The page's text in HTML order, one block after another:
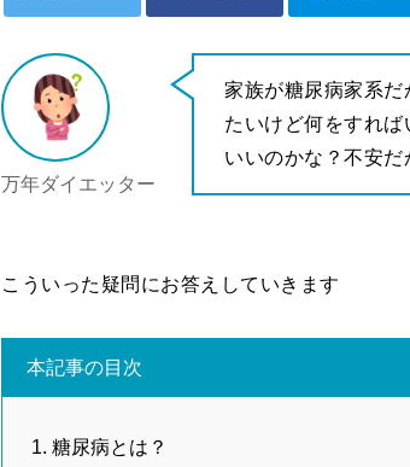
万年ダイエッター
家族が糖尿病家系だ
たいけど何をすれ
いいのかな？不安
こういった疑問にお答えしていきます
本記事の目次
糖尿病とは？